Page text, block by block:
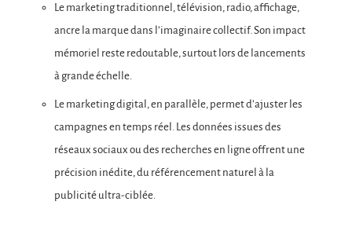
Le marketing traditionnel, télévision, radio, affichage,
ancre la marque dans l’imaginaire collectif. Son impact
mémoriel reste redoutable, surtout lors de lancements
à grande échelle.
Le marketing digital, en parallèle, permet d’ajuster les
campagnes en temps réel. Les données issues des
réseaux sociaux ou des recherches en ligne offrent une
précision inédite, du référencement naturel à la
publicité ultra-ciblée.